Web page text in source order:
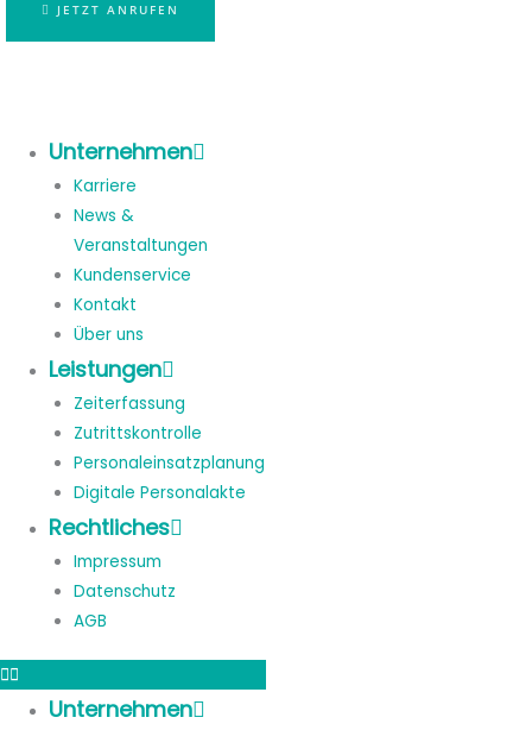
JETZT ANRUFEN
Unternehmen
Karriere
News &
Veranstaltungen
Kundenservice
Kontakt
Über uns
Leistungen
Zeiterfassung
Zutrittskontrolle
Personaleinsatzplanung
Digitale Personalakte
Rechtliches
Impressum
Datenschutz
AGB
Unternehmen